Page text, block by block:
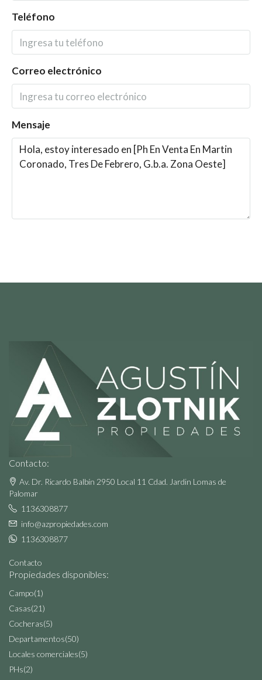
Teléfono
Correo electrónico
Mensaje
Contacto:
Av. Dr. Ricardo Balbín 2950 Local 11 Cdad. Jardin Lomas de
Palomar
1136308877
info@azpropiedades.com
1136308877
Contacto
Propiedades disponibles:
Campo(1)
Casas(21)
Cocheras(5)
Departamentos(50)
Locales comerciales(5)
PHs(2)